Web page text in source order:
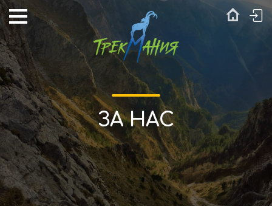
ЗА НАС